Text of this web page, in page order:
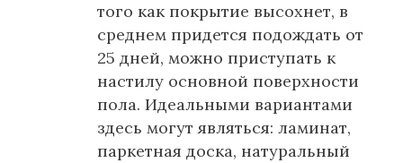
того как покрытие высохнет, в
среднем придется подождать от
25 дней, можно приступать к
настилу основной поверхности
пола. Идеальными вариантами
здесь могут являться: ламинат,
паркетная доска, натуральный